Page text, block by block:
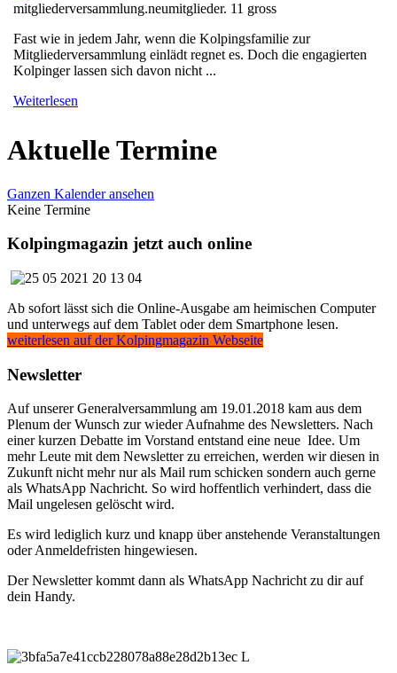
Fast wie in jedem Jahr, wenn die Kolpingsfamilie zur
Mitgliederversammlung einlädt regnet es. Doch die engagierten
Kolpinger lassen sich davon nicht ...
Weiterlesen
Aktuelle Termine
Ganzen Kalender ansehen
Keine Termine
Kolpingmagazin jetzt auch online
Ab sofort lässt sich die Online-Ausgabe am heimischen Computer
und unterwegs auf dem Tablet oder dem Smartphone lesen.
weiterlesen auf der Kolpingmagazin Webseite
Newsletter
Auf unserer Generalversammlung am 19.01.2018 kam aus dem
Plenum der Wunsch zur wieder Aufnahme des Newsletters. Nach
einer kurzen Debatte im Vorstand entstand eine neue Idee. Um
mehr Leute mit dem Newsletter zu erreichen, werden wir diesen in
Zukunft nicht mehr nur als Mail rum schicken sondern auch gerne
als WhatsApp Nachricht. So wird hoffentlich verhindert, dass die
Mail ungelesen gelöscht wird.
Es wird lediglich kurz und knapp über anstehende Veranstaltungen
oder Anmeldefristen hingewiesen.
Der Newsletter kommt dann als WhatsApp Nachricht zu dir auf
dein Handy.